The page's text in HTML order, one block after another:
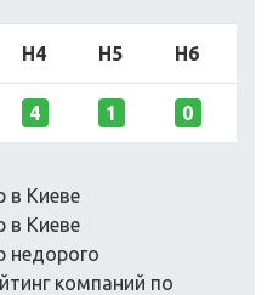
H4 H5 H6
4 1 0
в Киеве
в Киеве
недорого
компаний по